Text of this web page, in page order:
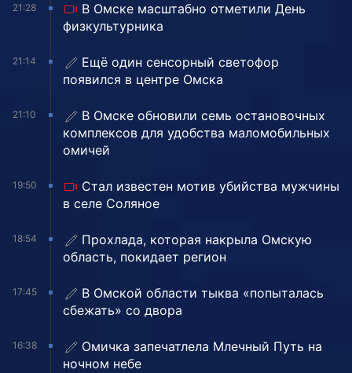
21:28
В Омске масштабно отметили День
физкультурника
21:14
Ещё один сенсорный светофор
появился в центре Омска
21:10
В Омске обновили семь остановочных
комплексов для удобства маломобильных
омичей
19:50
Стал известен мотив убийства мужчины
в селе Соляное
18:54
Прохлада, которая накрыла Омскую
область, покидает регион
17:45
В Омской области тыква «попыталась
сбежать» со двора
16:38
Омичка запечатлела Млечный Путь на
ночном небе